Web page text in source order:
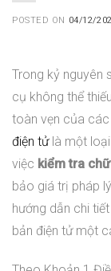
POSTED ON 04/12/
Trong kỷ nguyên
cụ không thể
toàn vẹn của các
điện tửlà một loại
việc kiểm tra
bảo giá trị pháp
hướng dẫn chi
bản điện tử một